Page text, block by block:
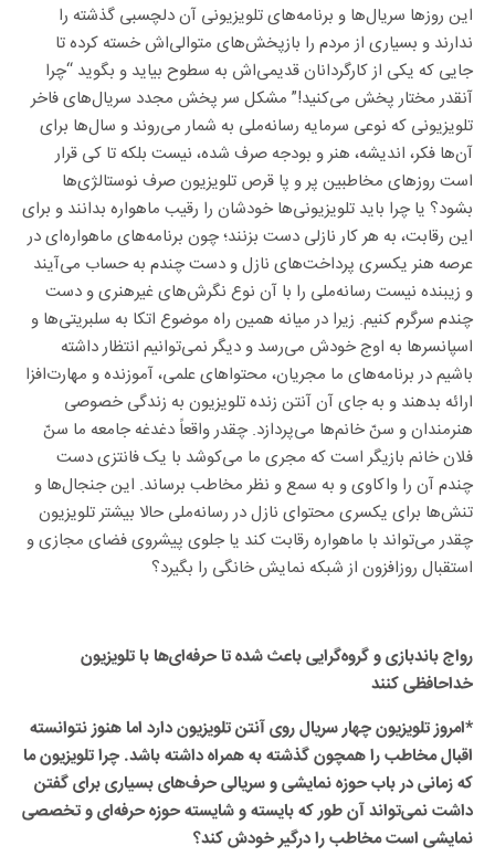
این روزها سریال‌ها و برنامه‌های تلویزیونی آن دلچسبی گذشته را
ندارند و بسیاری از مردم را بازپخش‌های متوالی‌اش خسته کرده تا
جایی که یکی از کارگردانان قدیمی‌اش به سطوح بیاید و بگوید “چرا
آنقدر مختار پخش می‌کنید!” مشکل سر پخش مجدد سریال‌های فاخر
تلویزیونی که نوعی سرمایه‌ رسانه‌ملی به شمار می‌روند و سال‌ها برای
آن‌ها فکر، اندیشه، هنر و بودجه صرف شده،‌ نیست بلکه تا کی قرار
است روزهای مخاطبین پر و پا قرص تلویزیون صرف نوستالژی‌ها
بشود؟ یا چرا باید تلویزیونی‌ها خودشان را رقیب ماهواره بدانند و برای
این رقابت، به هر کار نازلی دست بزنند؛ چون برنامه‌های ماهواره‌ای در
عرصه هنر یکسری پرداخت‌های نازل و دست چندم به حساب می‌آیند
و زیبنده نیست رسانه‌ملی را با آن نوع نگرش‌های غیرهنری و دست
چندم سرگرم کنیم. زیرا در میانه همین راه موضوع اتکا به سلبریتی‌ها و
اسپانسرها به اوج خودش می‌رسد و دیگر نمی‌توانیم انتظار داشته
باشیم در برنامه‌های ما مجریان، محتواهای علمی، آموزنده و مهارت‌افزا
ارائه بدهند و به جای آن آنتن زنده تلویزیون به زندگی خصوصی
هنرمندان و سنّ خانم‌ها می‌پردازد. چقدر واقعاً دغدغه جامعه ما سنّ
فلان خانم بازیگر است که مجری ما می‌کوشد با یک فانتزی دست
چندم آن را واکاوی و به سمع و نظر مخاطب برساند. این جنجال‌ها و
تنش‌ها برای یکسری محتوای نازل در رسانه‌ملی حالا بیشتر تلویزیون
چقدر‌ می‌تواند با ماهواره رقابت کند یا جلوی پیشروی فضای مجازی و
استقبال روزافزون از شبکه نمایش خانگی را بگیرد؟
رواج باندبازی و گروه‌گرایی باعث شده تا حرفه‌ای‌ها با تلویزیون
خداحافظی کنند
*امروز تلویزیون چهار سریال روی آنتن تلویزیون دارد اما هنوز نتوانسته
اقبال مخاطب را همچون گذشته به همراه داشته باشد. چرا تلویزیون ما
که زمانی در باب حوزه نمایشی و سریالی حرف‌های بسیاری برای گفتن
داشت نمی‌تواند آن طور که بایسته و شایسته حوزه حرفه‌ای و تخصصی
نمایشی است مخاطب را درگیر خودش کند؟